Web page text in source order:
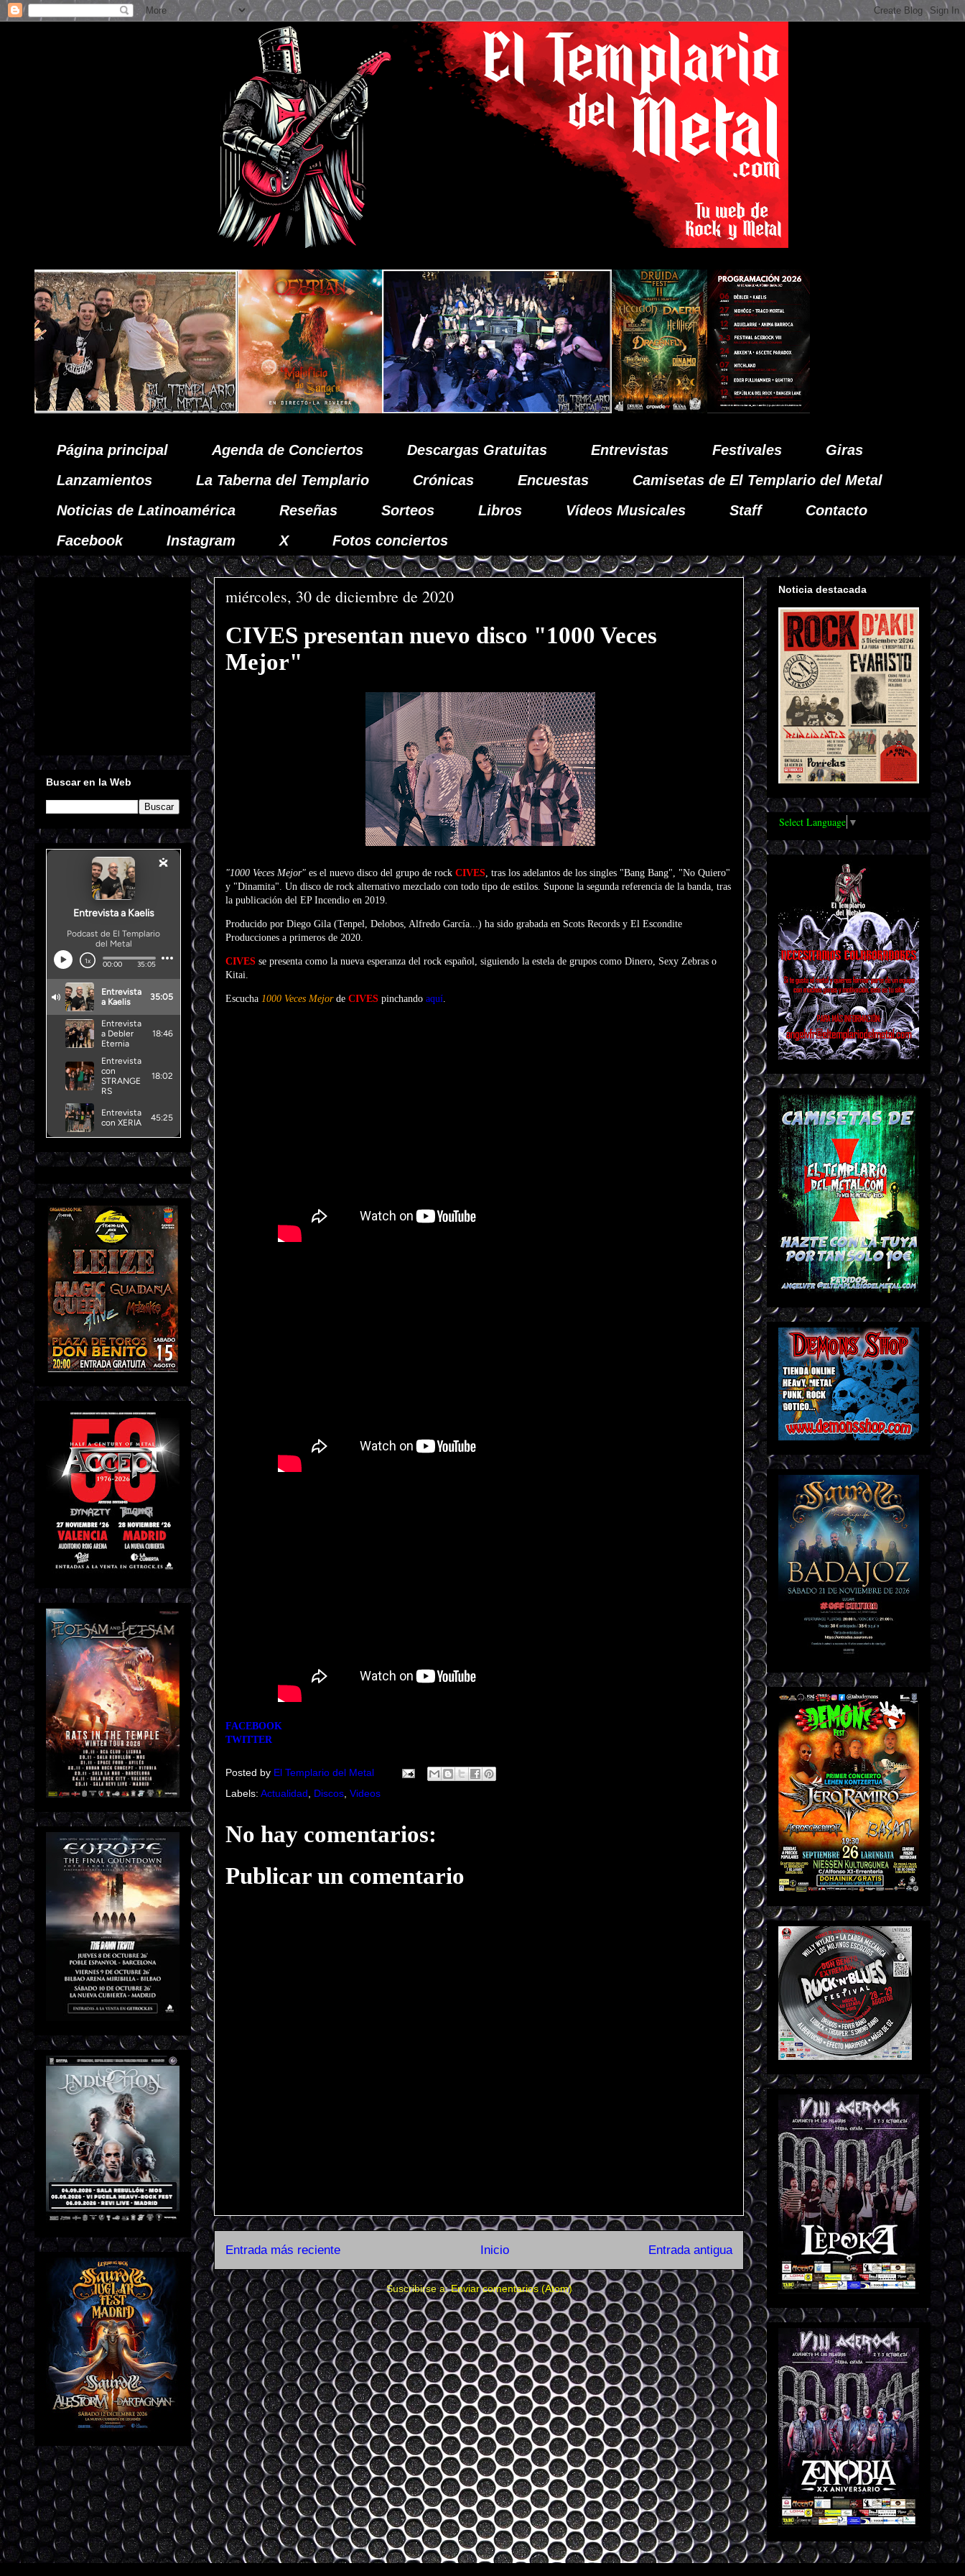
Página principal Agenda de Conciertos Descargas Gratuitas Entrevistas Festivales
Giras
Lanzamientos
La Taberna del Templario Crónicas Encuestas
Camisetas de El Templario del Metal
Noticias de Latinoamérica
Reseñas Sorteos Libros Vídeos Musicales Staff
Contacto
Facebook
Instagram X Fotos conciertos
miércoles, 30 de diciembre de 2020
CIVES presentan nuevo disco "1000 Veces
Mejor"
"1000 Veces Mejor" es el nuevo disco del grupo de rock CIVES, tras los adelantos de los singles "Bang Bang", "No Quiero"
y "Dinamita". Un disco de rock alternativo mezclado con todo tipo de estilos. Supone la segunda referencia de la banda, tras
la publicación del EP Incendio en 2019.
Producido por Diego Gila (Tenpel, Delobos, Alfredo García...) ha sido grabada en Scots Records y El Escondite
Producciones a primeros de 2020.
CIVES se presenta como la nueva esperanza del rock español, siguiendo la estela de grupos como Dinero, Sexy Zebras o
Kitai.
Escucha 1000 Veces Mejorde CIVES pinchando aquí.
FACEBOOK
TWITTER
Posted by El Templario del Metal
Labels: Actualidad Discos Videos
No hay comentarios:
Publicar un comentario
Entrada más reciente Entrada antigua
Inicio
Suscribirse a:Enviar comentarios (Atom)
Buscar en la Web
Noticia destacada
Select Language ▼